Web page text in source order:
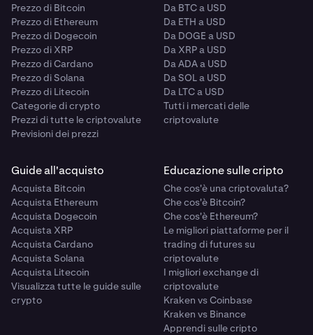
Prezzo di Bitcoin
Prezzo di Ethereum
Prezzo di Dogecoin
Prezzo di XRP
Prezzo di Cardano
Prezzo di Solana
Prezzo di Litecoin
Categorie di crypto
Prezzi di tutte le criptovalute
Previsioni dei prezzi
Da BTC a USD
Da ETH a USD
Da DOGE a USD
Da XRP a USD
Da ADA a USD
Da SOL a USD
Da LTC a USD
Tutti i mercati delle
criptovalute
Guide all'acquisto
Acquista Bitcoin
Acquista Ethereum
Acquista Dogecoin
Acquista XRP
Acquista Cardano
Acquista Solana
Acquista Litecoin
Visualizza tutte le guide sulle
crypto
Educazione sulle cripto
Che cos'è una criptovaluta?
Che cos'è Bitcoin?
Che cos'è Ethereum?
Le migliori piattaforme per il
trading di futures su
criptovalute
I migliori exchange di
criptovalute
Kraken vs Coinbase
Kraken vs Binance
Apprendi sulle cripto